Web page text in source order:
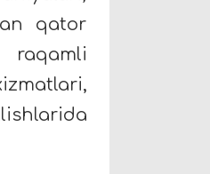
qator
raqamli